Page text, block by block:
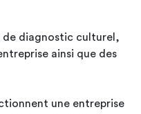
de diagnostic culturel,
ainsi que des
une entreprise